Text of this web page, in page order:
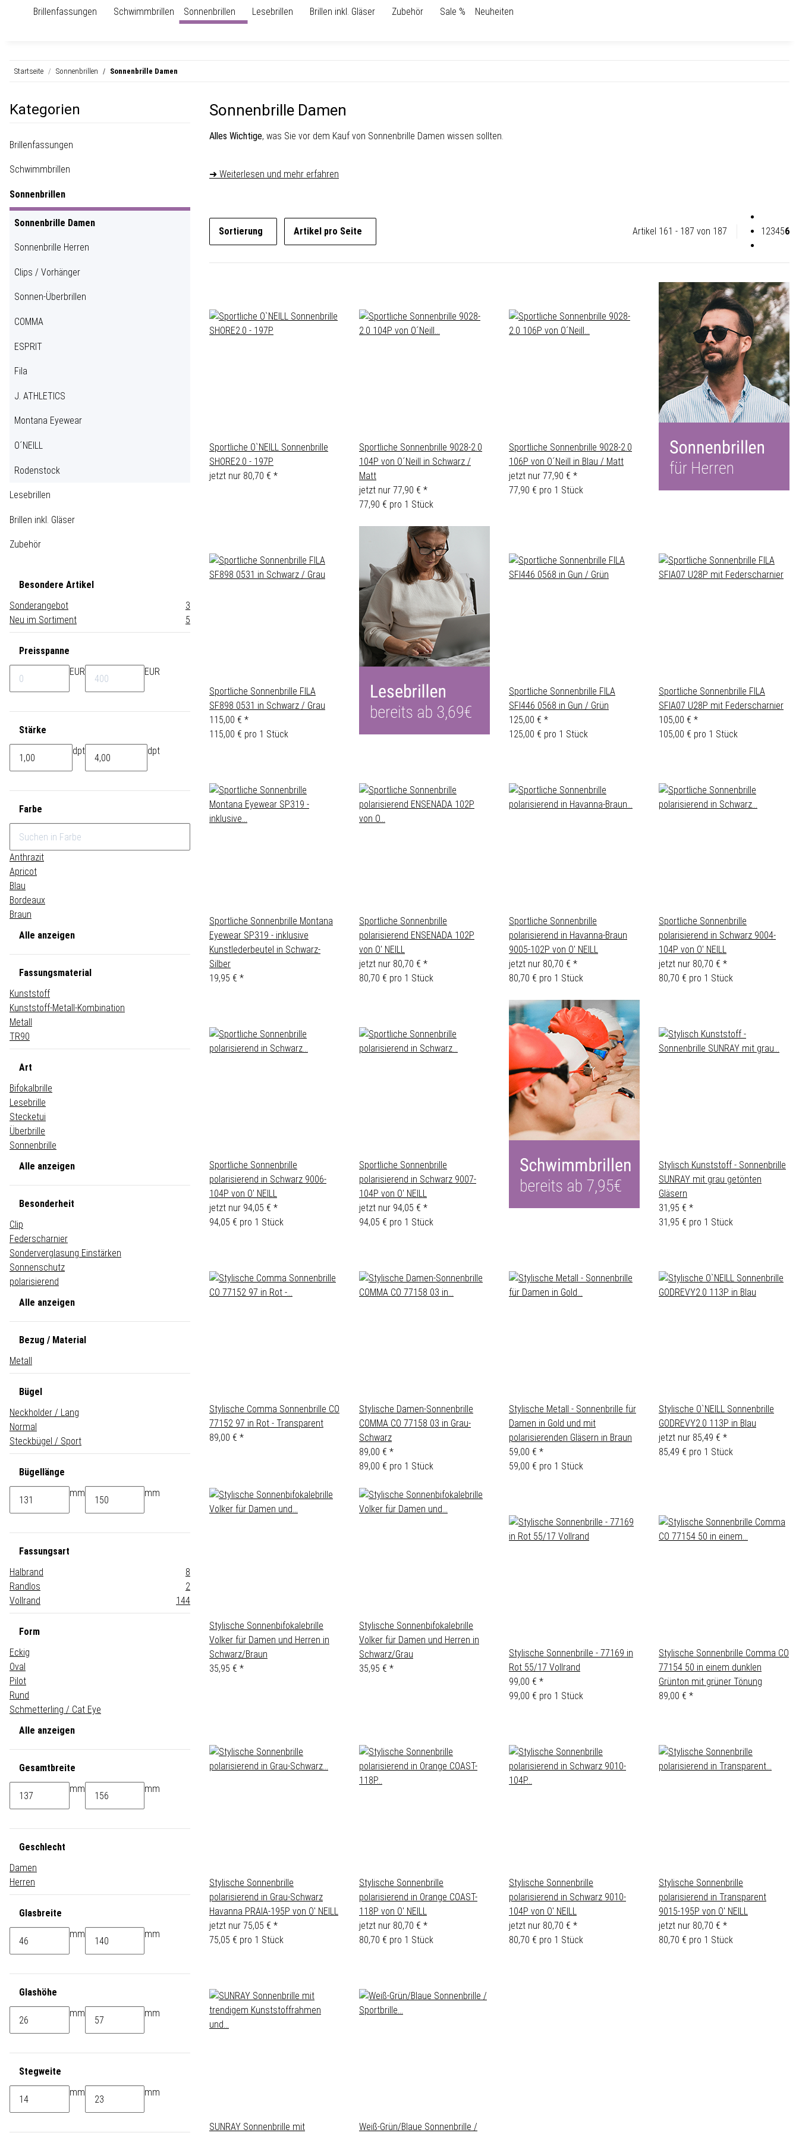
Brillenfassungen Schwimmbrillen Sonnenbrillen Lesebrillen Brillen inkl. Gläser Zubehör Sale % Neuheiten
Startseite Sonnenbrillen Sonnenbrille Damen
Sonnenbrille Damen
Alles Wichtige, was Sie vor dem Kauf von Sonnenbrille Damen wissen sollten.
➜ Weiterlesen und mehr erfahren
Sortierung Artikel pro Seite Artikel 161 - 187 von 187 1 23456
Sportliche O`NEILL Sonnenbrille
SHORE2.0 - 197P
jetzt nur 80,70 € *
Sportliche Sonnenbrille 9028-2.0
104P von O´Neill in Schwarz /
Matt
jetzt nur 77,90 € *
77,90 € pro 1 Stück
Sportliche Sonnenbrille 9028-2.0
106P von O´Neill in Blau / Matt
jetzt nur 77,90 € *
77,90 € pro 1 Stück
Sportliche Sonnenbrille FILA
SF898 0531 in Schwarz / Grau
115,00 € *
115,00 € pro 1 Stück
Sportliche Sonnenbrille FILA
SFI446 0568 in Gun / Grün
125,00 € *
125,00 € pro 1 Stück
Sportliche Sonnenbrille FILA
SFIA07 U28P mit Federscharnier
105,00 € *
105,00 € pro 1 Stück
Sportliche Sonnenbrille Montana
Eyewear SP319 - inklusive
Kunstlederbeutel in Schwarz-
Silber
19,95 € *
Sportliche Sonnenbrille
polarisierend ENSENADA 102P
von O' NEILL
jetzt nur 80,70 € *
80,70 € pro 1 Stück
Sportliche Sonnenbrille
polarisierend in Havanna-Braun
9005-102P von O' NEILL
jetzt nur 80,70 € *
80,70 € pro 1 Stück
Sportliche Sonnenbrille
polarisierend in Schwarz 9004-
104P von O' NEILL
jetzt nur 80,70 € *
80,70 € pro 1 Stück
Sportliche Sonnenbrille
polarisierend in Schwarz 9006-
104P von O' NEILL
jetzt nur 94,05 € *
94,05 € pro 1 Stück
Sportliche Sonnenbrille
polarisierend in Schwarz 9007-
104P von O' NEILL
jetzt nur 94,05 € *
94,05 € pro 1 Stück
Stylisch Kunststoff - Sonnenbrille
SUNRAY mit grau getönten
Gläsern
31,95 € *
31,95 € pro 1 Stück
Stylische Comma Sonnenbrille CO
77152 97 in Rot - Transparent
89,00 € *
Stylische Damen-Sonnenbrille
COMMA CO 77158 03 in Grau-
Schwarz
89,00 € *
89,00 € pro 1 Stück
Stylische Metall - Sonnenbrille für
Damen in Gold und mit
polarisierenden Gläsern in Braun
59,00 € *
59,00 € pro 1 Stück
Stylische O`NEILL Sonnenbrille
GODREVY2.0 113P in Blau
jetzt nur 85,49 € *
85,49 € pro 1 Stück
Stylische Sonnenbifokalebrille
Volker für Damen und Herren in
Schwarz/Braun
35,95 € *
Stylische Sonnenbifokalebrille
Volker für Damen und Herren in
Schwarz/Grau
35,95 € *
Stylische Sonnenbrille - 77169 in
Rot 55/17 Vollrand
99,00 € *
99,00 € pro 1 Stück
Stylische Sonnenbrille Comma CO
77154 50 in einem dunklen
Grünton mit grüner Tönung
89,00 € *
Stylische Sonnenbrille
polarisierend in Grau-Schwarz
Havanna PRAIA-195P von O' NEILL
jetzt nur 75,05 € *
75,05 € pro 1 Stück
Stylische Sonnenbrille
polarisierend in Orange COAST-
118P von O' NEILL
jetzt nur 80,70 € *
80,70 € pro 1 Stück
Stylische Sonnenbrille
polarisierend in Schwarz 9010-
104P von O' NEILL
jetzt nur 80,70 € *
80,70 € pro 1 Stück
Stylische Sonnenbrille
polarisierend in Transparent
9015-195P von O' NEILL
jetzt nur 80,70 € *
80,70 € pro 1 Stück
SUNRAY Sonnenbrille mit Weiß-Grün/Blaue Sonnenbrille /
Kategorien
Brillenfassungen
Schwimmbrillen
Sonnenbrillen
Sonnenbrille Damen
Sonnenbrille Herren
Clips / Vorhänger
Sonnen-Überbrillen
COMMA
ESPRIT
Fila
J. ATHLETICS
Montana Eyewear
O´NEILL
Rodenstock
Lesebrillen
Brillen inkl. Gläser
Zubehör
Besondere Artikel
Sonderangebot
3
Neu im Sortiment
5
Preisspanne
EUR
EUR
Stärke
dpt
dpt
Farbe
Anthrazit
Apricot
Blau
Bordeaux
Braun
Alle anzeigen
Fassungsmaterial
Kunststoff
Kunststoff-Metall-Kombination
Metall
TR90
Art
Bifokalbrille
Lesebrille
Stecketui
Überbrille
Sonnenbrille
Alle anzeigen
Besonderheit
Clip
Federscharnier
Sonderverglasung Einstärken
Sonnenschutz
polarisierend
Alle anzeigen
Bezug / Material
Metall
Bügel
Neckholder / Lang
Normal
Steckbügel / Sport
Bügellänge
mm
mm
Fassungsart
Halbrand
8
Randlos
2
Vollrand
144
Form
Eckig
Oval
Pilot
Rund
Schmetterling / Cat Eye
Alle anzeigen
Gesamtbreite
mm
mm
Geschlecht
Damen
Herren
Glasbreite
mm
mm
Glashöhe
mm
mm
Stegweite
mm
mm